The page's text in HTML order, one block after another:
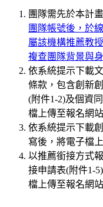
團隊需先於本計
團隊帳號後，於
屬該機構推薦教
複查團隊背景與
依系統提示下載
條款，包含創新
(附件1-2)及個資
檔上傳至報名網
依系統提示下載
寫後，將電子檔
以推薦銜接方式
接申請表(附件1-
檔上傳至報名網